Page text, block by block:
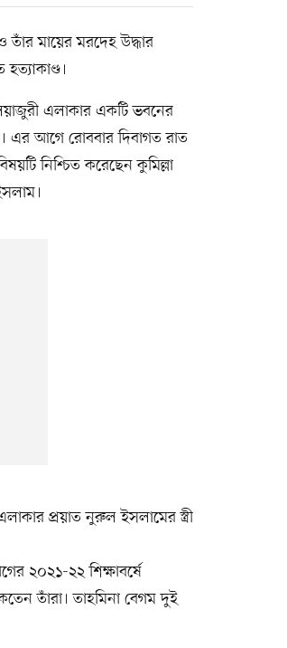
তাঁর মায়ের মরদেহ উদ্ধার
এলাকার একটি ভবনের
এর আগে রোববার দিবাগত রাত
নিশ্চিত করেছেন কুমিল্লা
প্রয়াত নুরুল ইসলামের স্ত্রী
২০২১-২২ শিক্ষাবর্ষে
তাঁরা। তাহমিনা বেগম দুই